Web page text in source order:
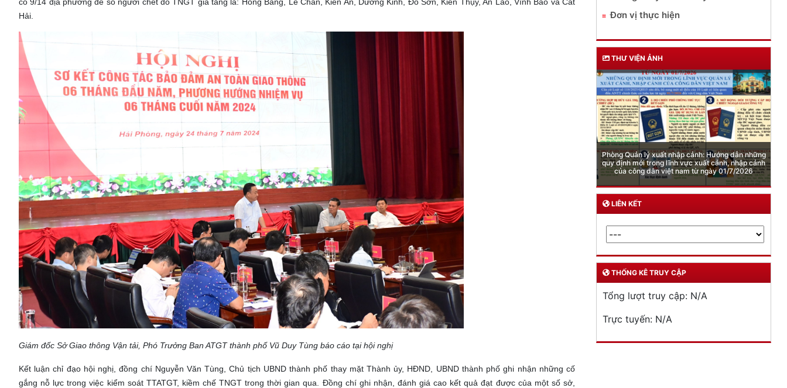
Hải.
Giám đốc Sở Giao thông Vận tải, Phó Trưởng Ban ATGT thành phố Vũ Duy Tùng báo cáo tại hội nghị
Kết luận chỉ đạo hội nghị, đồng chí Nguyễn Văn Tùng, Chủ tịch UBND thành phố thay mặt Thành ủy, HĐND, UBND thành phố ghi nhận những cố
gắng nỗ lực trong việc kiểm soát TTATGT, kiềm chế TNGT trong thời gian qua. Đồng chí ghi nhận, đánh giá cao kết quả đạt được của một số sở,
Đơn vị thực hiện
THƯ VIỆN ẢNH
Cảnh báo việc sử dụng “Pod chill” chứa Etomidate
LIÊN KẾT
THỐNG KÊ TRUY CẬP
Tổng lượt truy cập: N/A
Trực tuyến: N/A